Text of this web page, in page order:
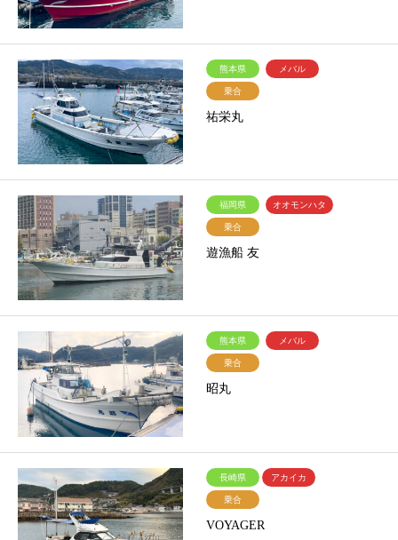
熊本県 メバル
乗合
祐栄丸
福岡県 オオモンハタ
乗合
遊漁船 友
熊本県 メバル
乗合
昭丸
長崎県 アカイカ
乗合
VOYAGER